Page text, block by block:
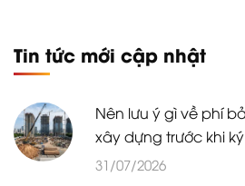
Tin tức mới cập nhật
Nên lưu ý gì về phí
xây dựng trước khi
31/07/2026